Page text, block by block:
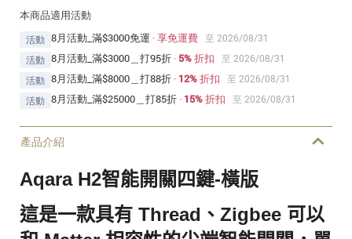
本商品適用活動
活動 8月活動_滿$3000免運 ·享免運費
至 2026/08/31
活動 8月活動_滿$3000＿打95折 · 5% 折扣
至 2026/08/31
活動 8月活動_滿$8000＿打88折 · 12% 折扣
至 2026/08/31
活動 8月活動_滿$25000＿打85折 · 15% 折扣 至 2026/08/31
產品介紹
Aqara H2智能開關四鍵-橫版
這是一款具有 Thread、Zigbee 可以